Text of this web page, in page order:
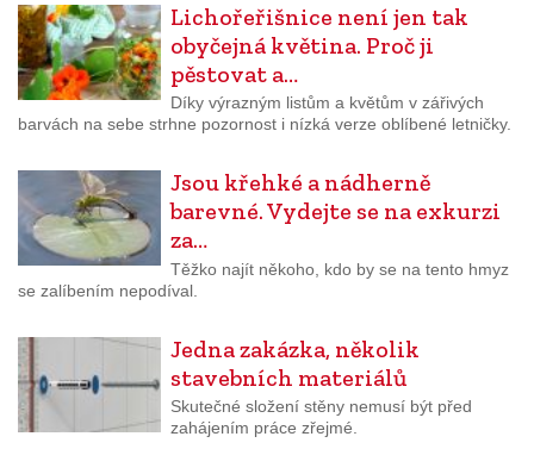
Lichořeřišnice není jen tak
obyčejná květina. Proč ji
pěstovat a…
Díky výrazným listům a květům v zářivých
barvách na sebe strhne pozornost i nízká verze oblíbené letničky.
Jsou křehké a nádherně
barevné. Vydejte se na exkurzi
za…
Těžko najít někoho, kdo by se na tento hmyz
se zalíbením nepodíval.
Jedna zakázka, několik
stavebních materiálů
Skutečné složení stěny nemusí být před
zahájením práce zřejmé.